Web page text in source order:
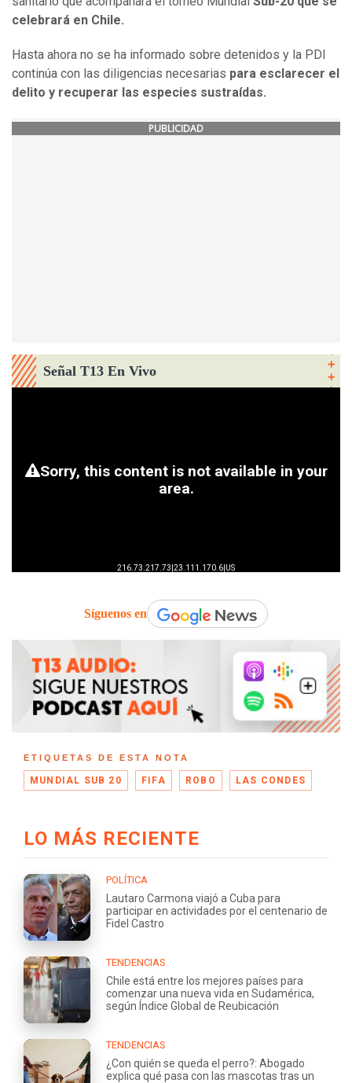
celebrará en Chile.
Hasta ahora no se ha informado sobre detenidos y la PDI
continúa con las diligencias necesarias para esclarecer el
delito y recuperar las especies sustraídas.
PUBLICIDAD
Señal T13 En Vivo
Síguenos en
ETIQUETAS DE ESTA NOTA
MUNDIAL SUB 20 FIFA ROBO LAS CONDES
LO MÁS RECIENTE
POLÍTICA
Lautaro Carmona viajó a Cuba para
participar en actividades por el centenario de
Fidel Castro
TENDENCIAS
Chile está entre los mejores países para
comenzar una nueva vida en Sudamérica,
según Índice Global de Reubicación
TENDENCIAS
¿Con quién se queda el perro?: Abogado
explica qué pasa con las mascotas tras un